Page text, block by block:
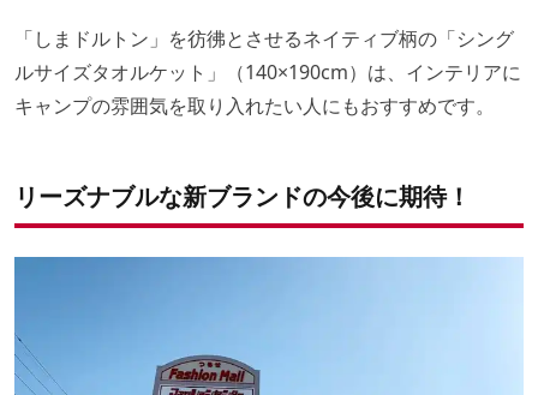
「しまドルトン」を彷彿とさせるネイティブ柄の「シング
ルサイズタオルケット」（140×190cm）は、インテリアに
キャンプの雰囲気を取り入れたい人にもおすすめです。
リーズナブルな新ブランドの今後に期待！